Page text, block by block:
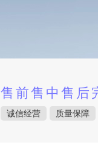
售前售中售后
诚信经营 质量保障